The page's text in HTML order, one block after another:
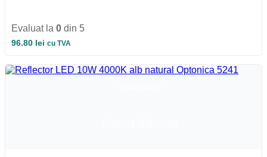
Evaluat la 0 din 5
96.80 lei cu TVA